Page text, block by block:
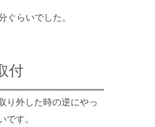
ぐらいでした。
付
り外した時の逆にやっ
です。